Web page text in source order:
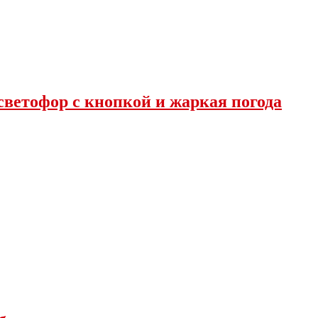
с кнопкой и жаркая погода